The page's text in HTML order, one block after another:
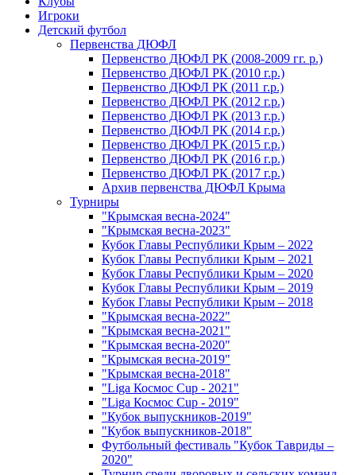
Игроки
Детский футбол
Первенства ДЮФЛ
Первенство ДЮФЛ РК (2008-2009 гг. р.)
Первенство ДЮФЛ РК (2010 г.р.)
Первенство ДЮФЛ РК (2011 г.р.)
Первенство ДЮФЛ РК (2012 г.р.)
Первенство ДЮФЛ РК (2013 г.р.)
Первенство ДЮФЛ РК (2014 г.р.)
Первенство ДЮФЛ РК (2015 г.р.)
Первенство ДЮФЛ РК (2016 г.р.)
Первенство ДЮФЛ РК (2017 г.р.)
Архив первенства ДЮФЛ Крыма
Турниры
"Крымская весна-2024"
"Крымская весна-2023"
Кубок Главы Республики Крым – 2022
Кубок Главы Республики Крым – 2021
Кубок Главы Республики Крым – 2020
Кубок Главы Республики Крым – 2019
Кубок Главы Республики Крым – 2018
"Крымская весна-2022"
"Крымская весна-2021"
"Крымская весна-2020"
"Крымская весна-2019"
"Крымская весна-2018"
"Liga Космос Cup - 2021"
"Liga Космос Cup - 2019"
"Кубок выпускников-2019"
"Кубок выпускников-2018"
Футбольный фестиваль "Кубок Тавриды –
2020"